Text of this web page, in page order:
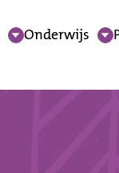
Onderwijs